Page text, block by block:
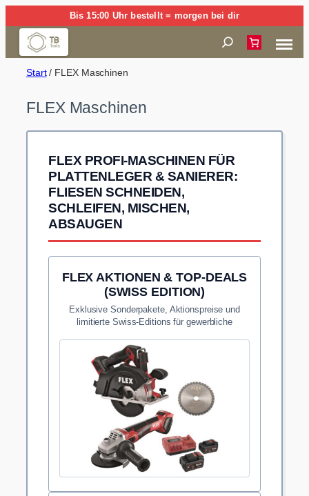
Inhalt
springen
Bis 15:00 Uhr bestellt = morgen bei dir
Suchen
Start/ FLEX Maschinen
FLEX Maschinen
FLEX PROFI-MASCHINEN FÜR
PLATTENLEGER & SANIERER:
FLIESEN SCHNEIDEN,
SCHLEIFEN, MISCHEN,
ABSAUGEN
FLEX AKTIONEN & TOP-DEALS
(SWISS EDITION)
Exklusive Sonderpakete, Aktionspreise und
limitierte Swiss-Editions für gewerbliche